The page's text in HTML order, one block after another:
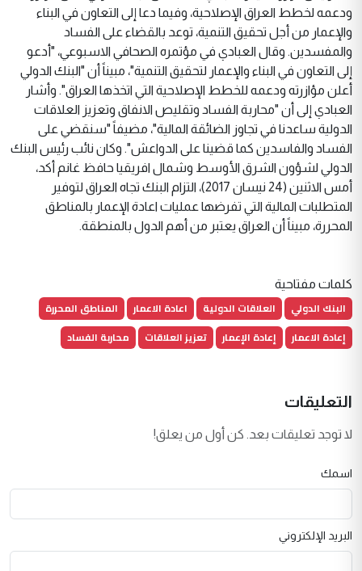
ودعمه لخطط العراق الإصلاحية، وفيما دعا إلى التعاون في البناء
والإعمار من أجل تحقيق التنمية، توعد بالقضاء على الفساد
والمفسدين. وقال العبادي في مؤتمره الصحافي الاسبوعي، "أدعو
إلى التعاون في البناء والإعمار لتحقيق التنمية"، مبيناً أن "البنك الدولي
أعلن مؤازرته ودعمه للخطط الإصلاحية التي اتخذها العراق". وأشار
العبادي إلى أن "محاربة الفساد وتقليص الانفاق وتعزيز العلاقات
الدولية ساعدنا في تجاوز الضائقة المالية"، مضيفاً "سنقضي على
الفساد والفاسدين كما قضينا على الدواعش". وكان نائب رئيس البنك
الدولي لشؤون الشرق الأوسط وشمال افريقيا حافظ غانم أكد،
أمس الاثنين (24 نيسان 2017)، التزام البنك تجاه العراق لتوفير
المتطلبات المالية التي تفرضها عمليات اعادة الإعمار بالمناطق
المحررة، مبيناً أن العراق يعتبر من أهم الدول بالمنطقة.
كلمات مفتاحية
البنك الدولي العلاقات الدولية اعادة الاعمار
المناطق المحررة
إعادة الاعمار
إعادة الإعمار تعزيز العلاقات محاربة الفساد
التعليقات
لا توجد تعليقات بعد. كن أول من يعلق!
اسمك
البريد الإلكتروني